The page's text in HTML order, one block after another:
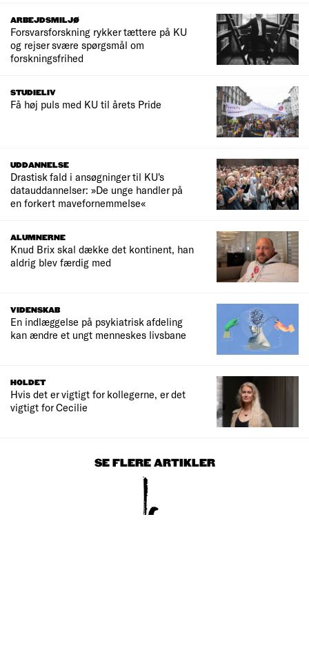
ARBEJDSMILJØ
Forsvarsforskning rykker tættere på KU
og rejser svære spørgsmål om
forskningsfrihed
STUDIELIV
Få høj puls med KU til årets Pride
UDDANNELSE
Drastisk fald i ansøgninger til KU's
datauddannelser: »De unge handler på
en forkert mavefornemmelse«
ALUMNERNE
Knud Brix skal dække det kontinent, han
aldrig blev færdig med
VIDENSKAB
En indlæggelse på psykiatrisk afdeling
kan ændre et ungt menneskes livsbane
HOLDET
Hvis det er vigtigt for kollegerne, er det
vigtigt for Cecilie
SE FLERE ARTIKLER